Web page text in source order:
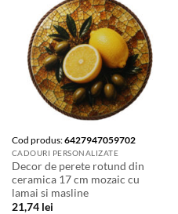
Cod produs:6427947059702
CADOURI PERSONALIZATE
Decor de perete rotund din
ceramica 17 cm mozaic cu
lamai si masline
21,74 lei